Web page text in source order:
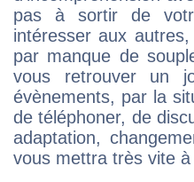
pas à sortir de
intéresser aux
par manque de
vous retrouver un
évènements, par la
de téléphoner, de
adaptation,
vous mettra très vite